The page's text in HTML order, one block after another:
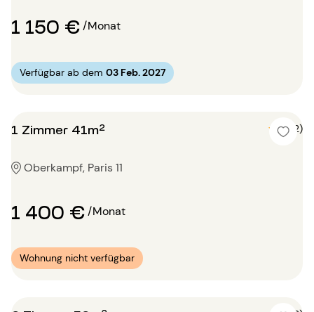
1 150 €/Monat
Verfügbar ab dem 03 Feb. 2027
1 Zimmer 41m² 5 (2)
Oberkampf, Paris 11
1 400 €/Monat
Wohnung nicht verfügbar